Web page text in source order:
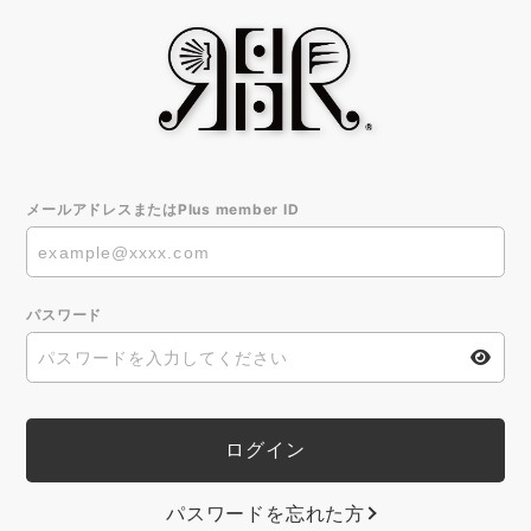
メールアドレスまたはPlus member ID
パスワード
パスワードを忘れた方